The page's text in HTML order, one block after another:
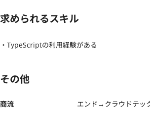
求められるスキル
・TypeScriptの利用経験がある
その他
商流
エンド→クラウドテッ